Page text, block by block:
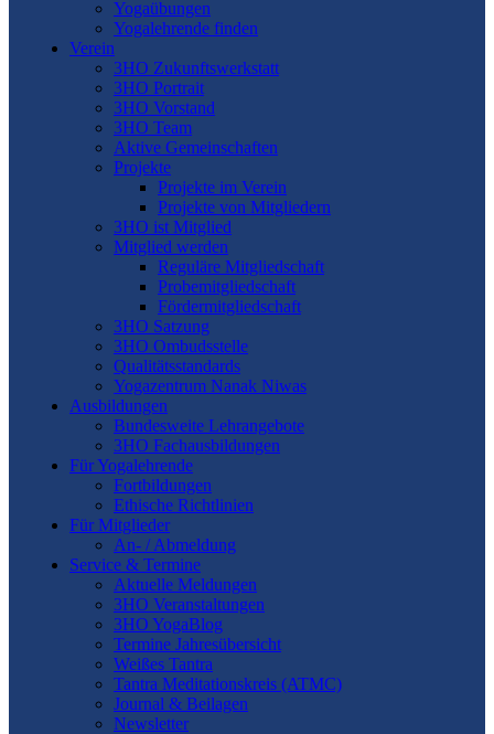
Yogaübungen
Yogalehrende finden
Verein
3HO Zukunftswerkstatt
3HO Portrait
3HO Vorstand
3HO Team
Aktive Gemeinschaften
Projekte
Projekte im Verein
Projekte von Mitgliedern
3HO ist Mitglied
Mitglied werden
Reguläre Mitgliedschaft
Probemitgliedschaft
Fördermitgliedschaft
3HO Satzung
3HO Ombudsstelle
Qualitätsstandards
Yogazentrum Nanak Niwas
Ausbildungen
Bundesweite Lehrangebote
3HO Fachausbildungen
Für Yogalehrende
Fortbildungen
Ethische Richtlinien
Für Mitglieder
An- / Abmeldung
Service & Termine
Aktuelle Meldungen
3HO Veranstaltungen
3HO YogaBlog
Termine Jahresübersicht
Weißes Tantra
Tantra Meditationskreis (ATMC)
Journal & Beilagen
Newsletter